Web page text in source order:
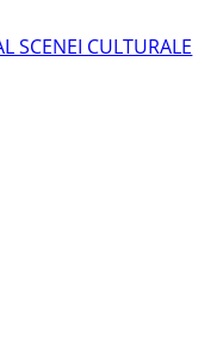
SCENEI CULTURALE